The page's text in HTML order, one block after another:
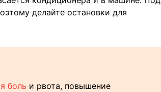
делайте остановки для
боль и рвота, повышение